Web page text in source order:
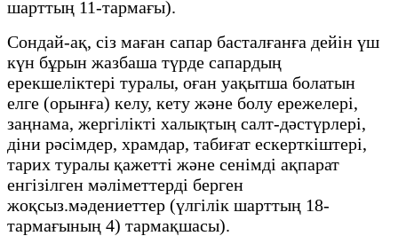
шарттың 11-тармағы).
Сондай-ақ, сіз маған сапар басталғанға дейін үш
күн бұрын жазбаша түрде сапардың
ерекшеліктері туралы, оған уақытша болатын
елге (орынға) келу, кету және болу ережелері,
заңнама, жергілікті халықтың салт-дәстүрлері,
діни рәсімдер, храмдар, табиғат ескерткіштері,
тарих туралы қажетті және сенімді ақпарат
енгізілген мәліметтерді берген
жоқсыз.мәдениеттер (үлгілік шарттың 18-
тармағының 4) тармақшасы).